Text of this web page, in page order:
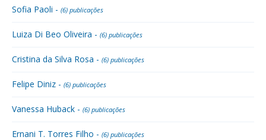
Sofia Paoli - (6) publicações
Luiza Di Beo Oliveira - (6) publicações
Cristina da Silva Rosa - (6) publicações
Felipe Diniz - (6) publicações
Vanessa Huback - (6) publicações
Ernani T. Torres Filho - (6) publicações